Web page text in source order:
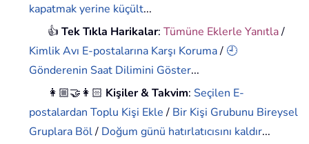
kapatmak yerine küçült...
👍Tek Tıkla Harikalar:Tümüne Eklerle Yanıtla/
Kimlik Avı E-postalarına Karşı Koruma/ 🕘
Gönderenin Saat Dilimini Göster...
👩🏼‍🤝‍👩🏻 Kişiler & Takvim: Seçilen E-
postalardan Toplu Kişi Ekle/ Bir Kişi Grubunu Bireysel
Gruplara Böl/ Doğum günü hatırlatıcısını kaldır...